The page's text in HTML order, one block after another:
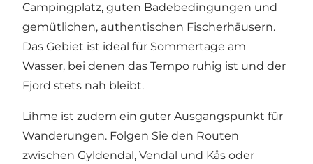
Campingplatz, guten Badebedingungen und
gemütlichen, authentischen Fischerhäusern.
Das Gebiet ist ideal für Sommertage am
Wasser, bei denen das Tempo ruhig ist und der
Fjord stets nah bleibt.
Lihme ist zudem ein guter Ausgangspunkt für
Wanderungen. Folgen Sie den Routen
zwischen Gyldendal, Vendal und Kås oder